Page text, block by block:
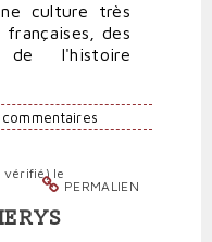
culture très
des
de l'histoire
PERMALIEN
vérifié)le